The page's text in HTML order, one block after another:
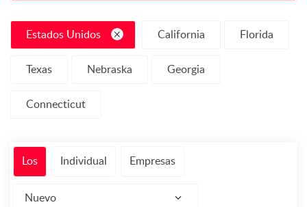
Estados Unidos California Florida
Texas Nebraska Georgia
Connecticut
Los Individual Empresas
Nuevo